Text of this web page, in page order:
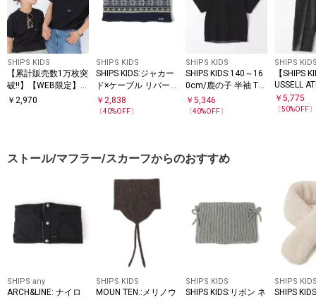
SHIPS KIDS
【累計販売数1万枚突
破!!】【WEB限定】S
HIPS KIDS:100～160
￥ 2,970
SHIPS KIDS
SHIPS KIDS:ジャカー
ド×ケーブル リバー
シブル ネックウォー
マー
￥2,838
〔40%OFF〕
SHIPS KIDS
SHIPS KIDS:140～16
0cm/鹿の子 半袖 Tシ
ャツ
￥ 5,346
〔40%OFF〕
SHIPS
【SHIPS
USSELL
0～
パンツ
￥5,775
〔50%OFF〕
ストール/マフラー/スカーフからのおすすめ
SHIPS any
ARCH&LINE: ナイロ
SHIPS KIDS
MOUN TEN.:メリノウ
SHIPS KIDS
SHIPS KIDS:リボン ネ
SHIPS
SHIPS